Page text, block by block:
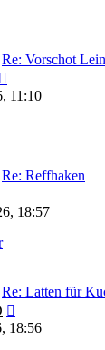
Re: Vorschot
Beitrag
11:10
Re: Reffhaken
18:57
Re: Latten für
Beitrag
18:56